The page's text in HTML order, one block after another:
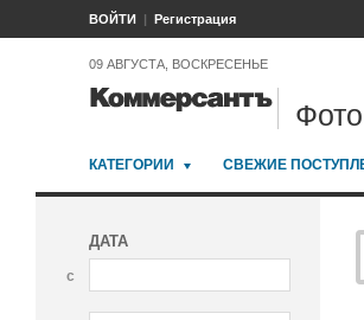
ВОЙТИ Регистрация
09 АВГУСТА, ВОСКРЕСЕНЬЕ
Фото
КАТЕГОРИИ СВЕЖИЕ
ДАТА
с